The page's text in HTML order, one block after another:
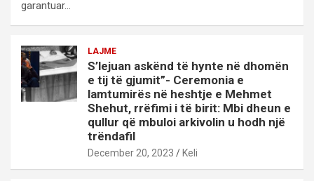
garantuar…
LAJME
S’lejuan askënd të hynte në dhomën
e tij të gjumit”- Ceremonia e
lamtumirës në heshtje e Mehmet
Shehut, rrëfimi i të birit: Mbi dheun e
qullur që mbuloi arkivolin u hodh një
trëndafil
December 20, 2023 Keli